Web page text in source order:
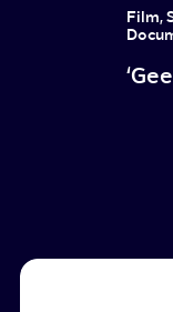
Film,